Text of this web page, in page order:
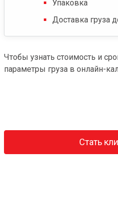
Упаковка
Доставка груза
Чтобы узнать стоимость и
параметры груза в онлайн-
Стать